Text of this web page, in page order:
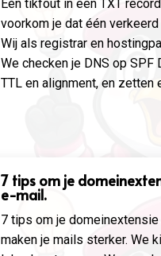
Eén tikfout in een TXT
voorkom je dat één
Wij als registrar en
We checken je DNS op SPF
TTL en alignment, en zetten
7 tips om je
e-mail.
7 tips om je
maken je mails sterker. We